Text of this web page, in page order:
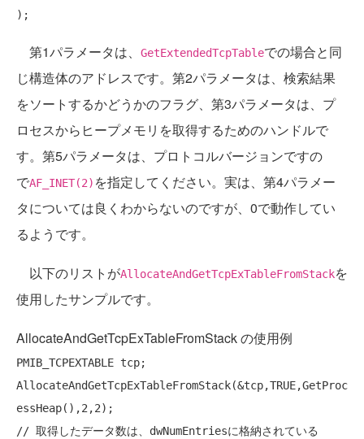
第1パラメータは、 GetExtendedTcpTableでの場合と同
じ構造体のアドレスです。第2パラメータは、検索結果
をソートするかどうかのフラグ、第3パラメータは、プ
ロセスからヒープメモリを取得するためのハンドルで
す。第5パラメータは、プロトコルバージョンですの
でAF_INET(2) を指定してください。実は、第4パラメー
タについては良くわからないのですが、0で動作してい
るようです。
以下のリストがAllocateAndGetTcpExTableFromStackを
使用したサンプルです。
AllocateAndGetTcpExTableFromStack の使用例
PMIB_TCPEXTABLE tcp;
AllocateAndGetTcpExTableFromStack(&tcp,TRUE,GetProc
// 取得したデータ数は、dwNumEntriesに格納されている